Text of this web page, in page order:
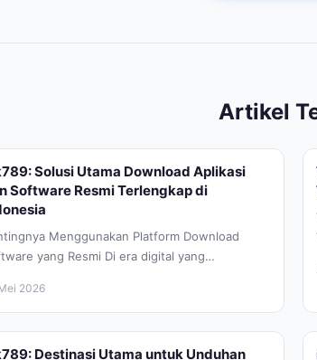
Artikel
Solusi Utama Download Aplikasi
Software Resmi Terlengkap di
Menggunakan Platform Download
yang Resmi Di era digital yang
lunak atau...
2026
Destinasi Utama untuk Unduhan